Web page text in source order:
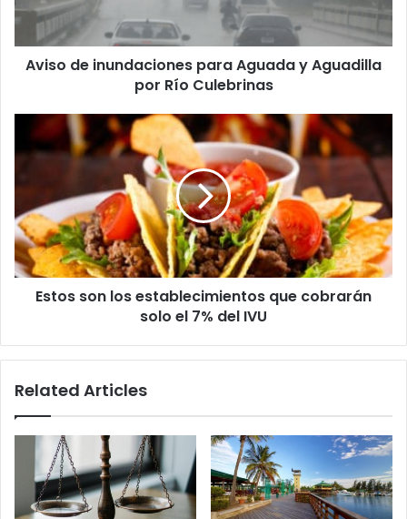
Aguadilla
por
Río
Culebrinas
Aviso de inundaciones para Aguada y Aguadilla
por Río Culebrinas
son
cobrarán
solo
el
7%
Estos son los establecimientos que cobrarán
solo el 7% del IVU
Related Articles